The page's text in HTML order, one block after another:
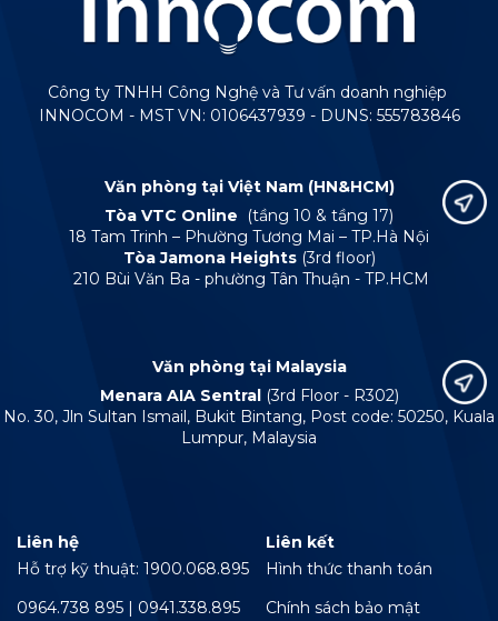
Công ty TNHH Công Nghệ và Tư vấn doanh nghiệp
INNOCOM - MST VN: 0106437939 - DUNS: 555783846
Văn phòng tại Việt Nam (HN&HCM)
Tòa VTC Online
(tầng 10 & tầng 17)
18 Tam Trinh – Phường Tương Mai – TP.Hà Nội
Tòa Jamona Heights (3rd floor)
210 Bùi Văn Ba - phường Tân Thuận - TP.HCM
Văn phòng tại Malaysia
Menara AIA Sentral (3rd Floor - R302)
No. 30, Jln Sultan Ismail, Bukit Bintang, Post code: 50250, Kuala
Lumpur, Malaysia
Liên hệ
Hỗ trợ kỹ thuật: 1900.068.895
0964.738 895 | 0941.338.895
Liên kết
Hình thức thanh toán
Chính sách bảo mật